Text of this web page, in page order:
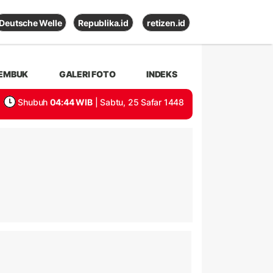
Deutsche Welle Republika.id retizen.id
GALERI FOTO INDEKS
Shubuh 04:44 WIB | Sabtu, 25 Safar 1448